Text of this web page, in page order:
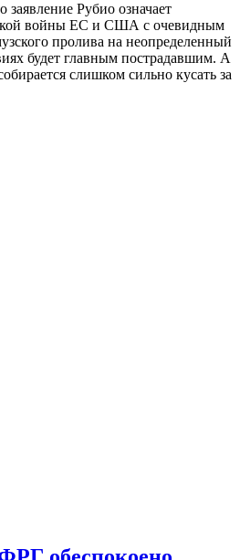
заявление Рубио означает
войны ЕС и США с очевидным
пролива на неопределенный
будет главным пострадавшим. А
слишком сильно кусать за